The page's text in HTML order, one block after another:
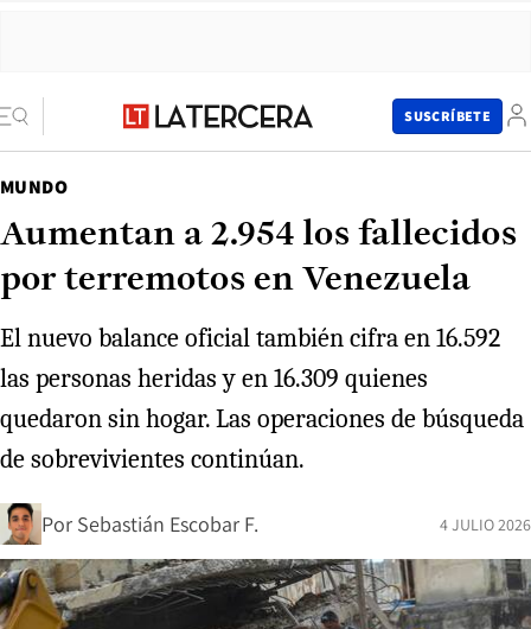
SUSCRÍBETE
MUNDO
Aumentan a 2.954 los fallecidos
por terremotos en Venezuela
El nuevo balance oficial también cifra en 16.592
las personas heridas y en 16.309 quienes
quedaron sin hogar. Las operaciones de búsqueda
de sobrevivientes continúan.
Por Sebastián Escobar F. 4 JULIO 2026